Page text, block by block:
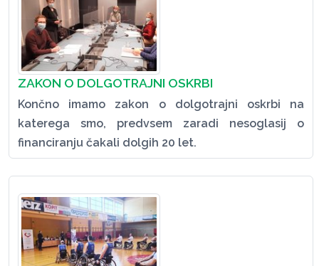
ZAKON O DOLGOTRAJNI OSKRBI
Končno imamo zakon o dolgotrajni oskrbi na
katerega smo, predvsem zaradi nesoglasij o
financiranju čakali dolgih 20 let.